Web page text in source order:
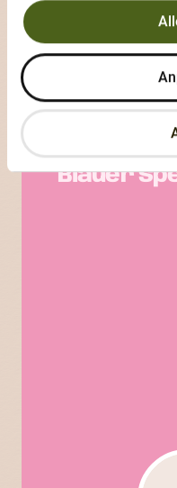
Geschmack und in
welchen Sorten und
Gärtnerinnen und
BLAUER
Blauer